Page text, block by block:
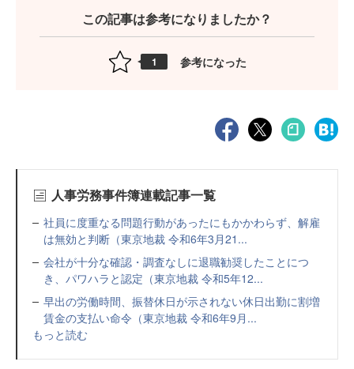
この記事は参考になりましたか？
1 参考になった
人事労務事件簿連載記事一覧
社員に度重なる問題行動があったにもかかわらず、解雇
は無効と判断（東京地裁 令和6年3月21...
会社が十分な確認・調査なしに退職勧奨したことにつ
き、パワハラと認定（東京地裁 令和5年12...
早出の労働時間、振替休日が示されない休日出勤に割増
賃金の支払い命令（東京地裁 令和6年9月...
もっと読む